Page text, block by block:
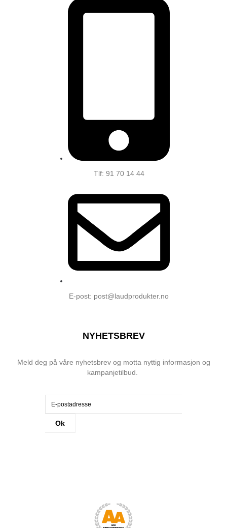
Tlf: 91 70 14 44
E-post: post@laudprodukter.no
NYHETSBREV
Meld deg på våre nyhetsbrev og motta nyttig informasjon og
kampanjetilbud.
Ok